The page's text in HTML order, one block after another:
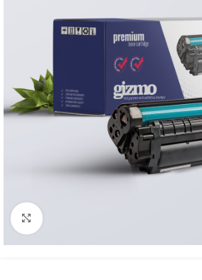
Click to enlarge